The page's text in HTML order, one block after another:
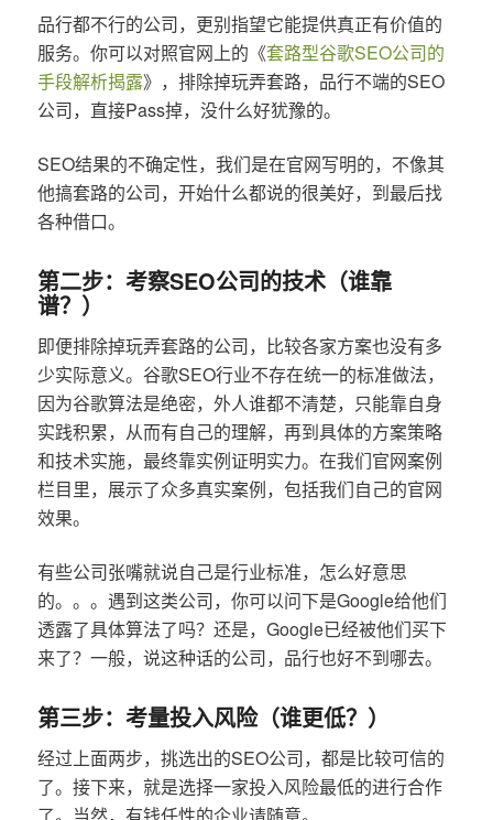
品行都不行的公司，更别指望它能提供真正有价值的
服务。你可以对照官网上的《套路型谷歌SEO公司的
手段解析揭露》，排除掉玩弄套路，品行不端的SEO
公司，直接Pass掉，没什么好犹豫的。
SEO结果的不确定性，我们是在官网写明的，不像其
他搞套路的公司，开始什么都说的很美好，到最后找
各种借口。
第二步：考察SEO公司的技术（谁靠
谱？）
即便排除掉玩弄套路的公司，比较各家方案也没有多
少实际意义。谷歌SEO行业不存在统一的标准做法，
因为谷歌算法是绝密，外人谁都不清楚，只能靠自身
实践积累，从而有自己的理解，再到具体的方案策略
和技术实施，最终靠实例证明实力。在我们官网案例
栏目里，展示了众多真实案例，包括我们自己的官网
效果。
有些公司张嘴就说自己是行业标准，怎么好意思
的。。。遇到这类公司，你可以问下是Google给他们
透露了具体算法了吗？还是，Google已经被他们买下
来了？一般，说这种话的公司，品行也好不到哪去。
第三步：考量投入风险（谁更低？）
经过上面两步，挑选出的SEO公司，都是比较可信的
了。接下来，就是选择一家投入风险最低的进行合作